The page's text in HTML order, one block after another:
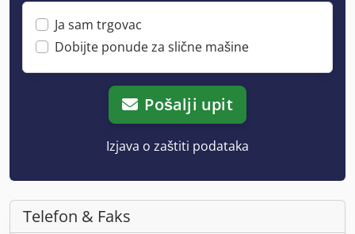
Ja sam trgovac
Dobijte ponude za slične mašine
Pošalji upit
Izjava o zaštiti podataka
Telefon & Faks